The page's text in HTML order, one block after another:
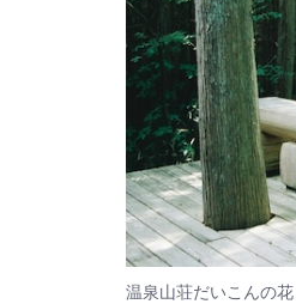
温泉山荘だいこんの